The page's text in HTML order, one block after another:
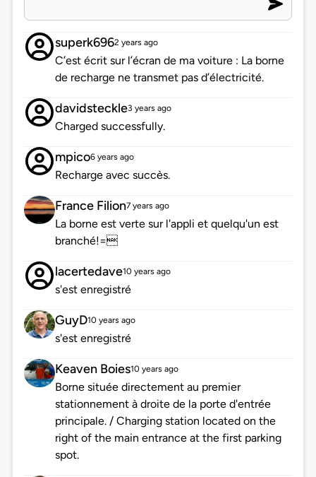
superk6962 years ago
C’est écrit sur l’écran de ma voiture : La borne
de recharge ne transmet pas d’électricité.
davidsteckle3 years ago
Charged successfully.
mpico6 years ago
Recharge avec succès.
France Filion7 years ago
La borne est verte sur l'appli et quelqu'un est
branché!=
lacertedave10 years ago
s'est enregistré
GuyD10 years ago
s'est enregistré
Keaven Boies10 years ago
Borne située directement au premier
stationnement à droite de la porte d'entrée
principale. / Charging station located on the
right of the main entrance at the first parking
spot.